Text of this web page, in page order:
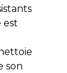
est
son